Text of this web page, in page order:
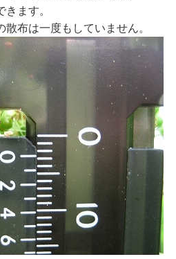
ます。
布は一度もしていません。